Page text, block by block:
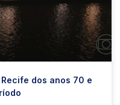
Recife dos anos 70 e